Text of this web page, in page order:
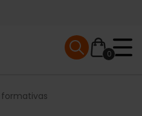
0
Mobile menu
formativas